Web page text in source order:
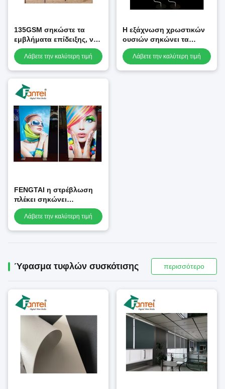
135GSM σηκώστε τα
εμβλήματα επίδειξης, να
λάμψει στιλπνός
υπαίθριος σηκώνει το
Λάβετε την καλύτερη τιμή
Η εξάχνωση χρωστικών
ουσιών σηκώνει τα
φθορισμού κίτρινα
σημάδια εμβλημάτων
Λάβετε την καλύτερη τιμή
FENGTAI η στρέβλωση
πλέκει σηκώνει
Windproof εμβλημάτων
επίδειξης που
Λάβετε την καλύτερη τιμή
Ύφασμα τυφλών συσκότισης περισσότερο